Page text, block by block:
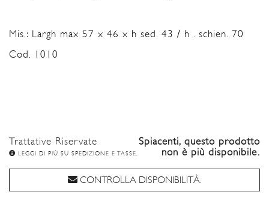
Mis.: Largh max 57 x 46 x h sed. 43 / h . schien. 70
Cod. 1010
Trattative Riservate
LEGGI DI PIÙ SU SPEDIZIONE E TASSE.
Spiacenti, questo prodotto
non è più disponibile.
CONTROLLA DISPONIBILITÀ.